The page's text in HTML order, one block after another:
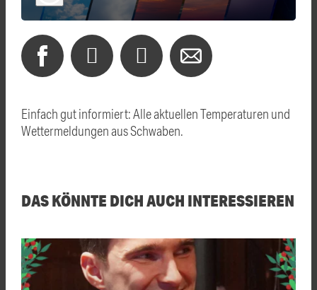
Einfach gut informiert: Alle aktuellen Temperaturen und
Wettermeldungen aus Schwaben.
DAS KÖNNTE DICH AUCH INTERESSIEREN